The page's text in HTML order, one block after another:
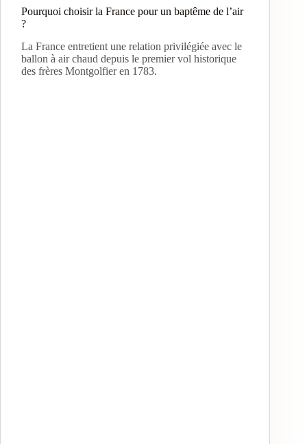
Pourquoi choisir la France pour un baptême de l’air
?
La France entretient une relation privilégiée avec le
ballon à air chaud depuis le premier vol historique
des frères Montgolfier en 1783.